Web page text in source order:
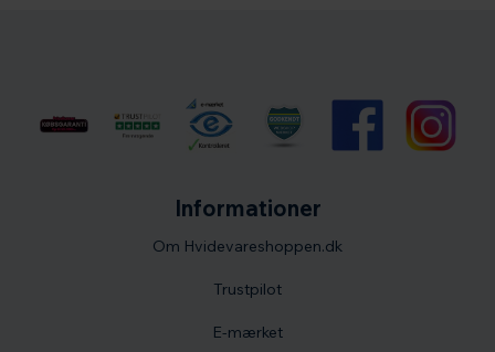
Informationer
Om Hvidevareshoppen.dk
Trustpilot
E-mærket